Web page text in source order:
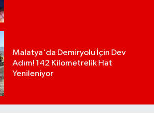
Malatya'da Demiryolu İçin Dev
Adım! 142 Kilometrelik Hat
Yenileniyor